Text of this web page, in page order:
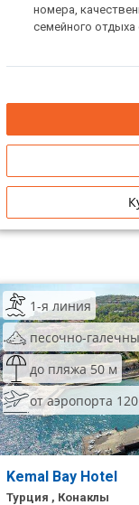
номера,
семейного отдыха
1-я линия
песочно-
до пляжа 50 м
от аэропорта
Kemal Bay Hotel
Турция , Конаклы